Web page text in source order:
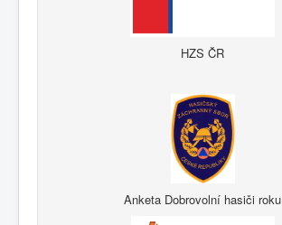
HZS ČR
Anketa Dobrovolní hasiči roku